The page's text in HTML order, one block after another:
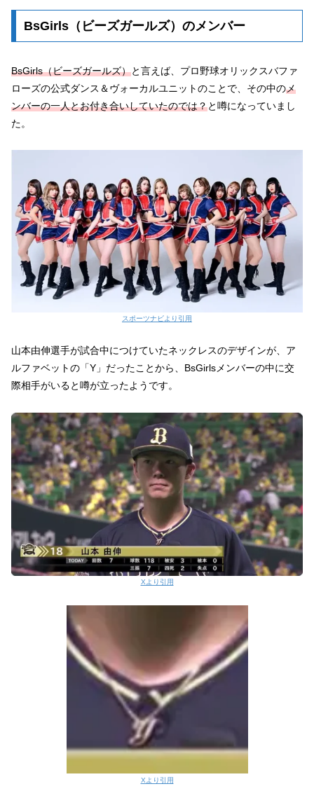
BsGirls（ビーズガールズ）のメンバー
BsGirls（ビーズガールズ）と言えば、プロ野球オリックスバファ
ローズの公式ダンス＆ヴォーカルユニットのことで、その中のメ
ンバーの一人とお付き合いしていたのでは？と噂になっていまし
た。
スポーツナビより引用
山本由伸選手が試合中につけていたネックレスのデザインが、ア
ルファベットの「Y」だったことから、BsGirlsメンバーの中に交
際相手がいると噂が立ったようです。
Xより引用
Xより引用